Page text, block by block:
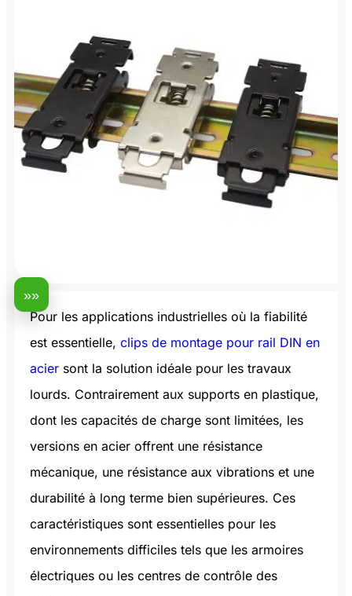
»»
Pour les applications industrielles où la fiabilité
est essentielle, clips de montage pour rail DIN en
acier sont la solution idéale pour les travaux
lourds. Contrairement aux supports en plastique,
dont les capacités de charge sont limitées, les
versions en acier offrent une résistance
mécanique, une résistance aux vibrations et une
durabilité à long terme bien supérieures. Ces
caractéristiques sont essentielles pour les
environnements difficiles tels que les armoires
électriques ou les centres de contrôle des